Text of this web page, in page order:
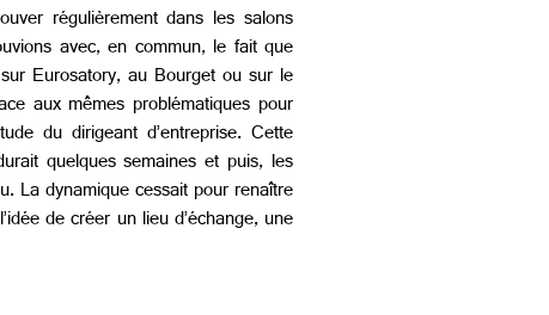
régulièrement dans les salons
avec, en commun, le fait que
Eurosatory, au Bourget ou sur le
aux mêmes problématiques pour
du dirigeant d’entreprise. Cette
quelques semaines et puis, les
La dynamique cessait pour renaître
de créer un lieu d’échange, une